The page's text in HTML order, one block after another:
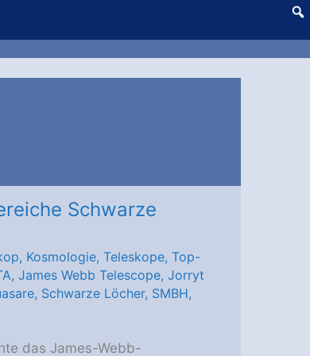
Schwarze
, Kosmologie, Teleskope, Top-
, James Webb Telescope, Jorryt
, Schwarze Löcher, SMBH,
das James-Webb-